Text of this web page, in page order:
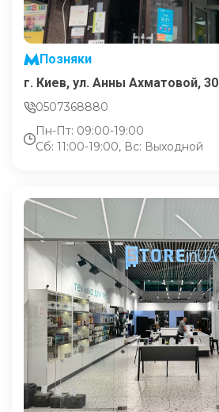
Позняки
г. Киев, ул. Анны Ахматовой, 30
0507368880
Пн-Пт: 09:00-19:00
Сб: 11:00-19:00, Вс: Выходной